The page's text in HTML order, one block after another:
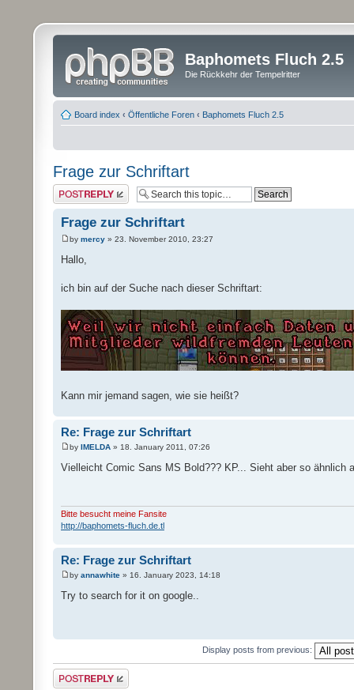
Baphomets Fluch 2.5
Die Rückkehr der Tempelritter
Board index ‹ Öffentliche Foren ‹ Baphomets Fluch 2.5
Frage zur Schriftart
Post a reply
Frage zur Schriftart
by mercy » 23. November 2010, 23:27
Hallo,
ich bin auf der Suche nach dieser Schriftart:
Kann mir jemand sagen, wie sie heißt?
Re: Frage zur Schriftart
by IMELDA » 18. January 2011, 07:26
Vielleicht Comic Sans MS Bold??? KP... Sieht aber so ähnlich
Bitte besucht meine Fansite
http://baphomets-fluch.de.tl
Re: Frage zur Schriftart
by annawhite » 16. January 2023, 14:18
Try to search for it on google..
Display posts from previous:
Post a reply